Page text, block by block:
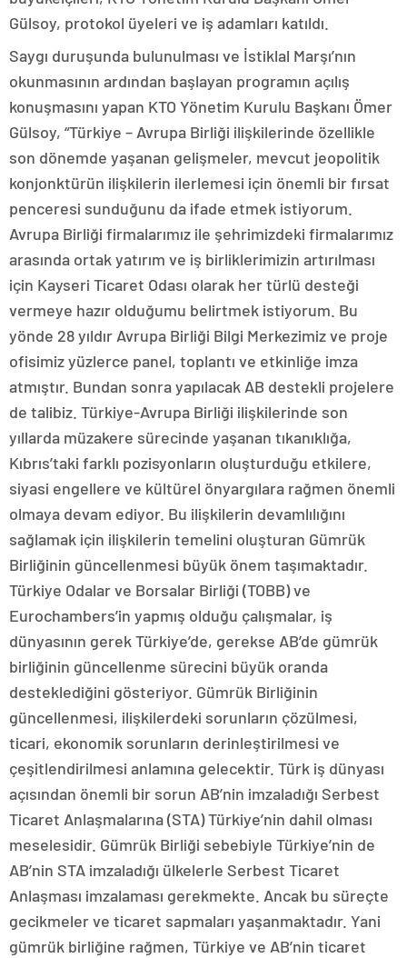
Gülsoy, protokol üyeleri ve iş adamları katıldı.
Saygı duruşunda bulunulması ve İstiklal Marşı’nın
okunmasının ardından başlayan programın açılış
konuşmasını yapan KTO Yönetim Kurulu Başkanı Ömer
Gülsoy, “Türkiye – Avrupa Birliği ilişkilerinde özellikle
son dönemde yaşanan gelişmeler, mevcut jeopolitik
konjonktürün ilişkilerin ilerlemesi için önemli bir fırsat
penceresi sunduğunu da ifade etmek istiyorum.
Avrupa Birliği firmalarımız ile şehrimizdeki firmalarımız
arasında ortak yatırım ve iş birliklerimizin artırılması
için Kayseri Ticaret Odası olarak her türlü desteği
vermeye hazır olduğumu belirtmek istiyorum. Bu
yönde 28 yıldır Avrupa Birliği Bilgi Merkezimiz ve proje
ofisimiz yüzlerce panel, toplantı ve etkinliğe imza
atmıştır. Bundan sonra yapılacak AB destekli projelere
de talibiz. Türkiye-Avrupa Birliği ilişkilerinde son
yıllarda müzakere sürecinde yaşanan tıkanıklığa,
Kıbrıs’taki farklı pozisyonların oluşturduğu etkilere,
siyasi engellere ve kültürel önyargılara rağmen önemli
olmaya devam ediyor. Bu ilişkilerin devamlılığını
sağlamak için ilişkilerin temelini oluşturan Gümrük
Birliğinin güncellenmesi büyük önem taşımaktadır.
Türkiye Odalar ve Borsalar Birliği (TOBB) ve
Eurochambers’in yapmış olduğu çalışmalar, iş
dünyasının gerek Türkiye’de, gerekse AB’de gümrük
birliğinin güncellenme sürecini büyük oranda
desteklediğini gösteriyor. Gümrük Birliğinin
güncellenmesi, ilişkilerdeki sorunların çözülmesi,
ticari, ekonomik sorunların derinleştirilmesi ve
çeşitlendirilmesi anlamına gelecektir. Türk iş dünyası
açısından önemli bir sorun AB’nin imzaladığı Serbest
Ticaret Anlaşmalarına (STA) Türkiye’nin dahil olması
meselesidir. Gümrük Birliği sebebiyle Türkiye’nin de
AB’nin STA imzaladığı ülkelerle Serbest Ticaret
Anlaşması imzalaması gerekmekte. Ancak bu süreçte
gecikmeler ve ticaret sapmaları yaşanmaktadır. Yani
gümrük birliğine rağmen, Türkiye ve AB’nin ticaret